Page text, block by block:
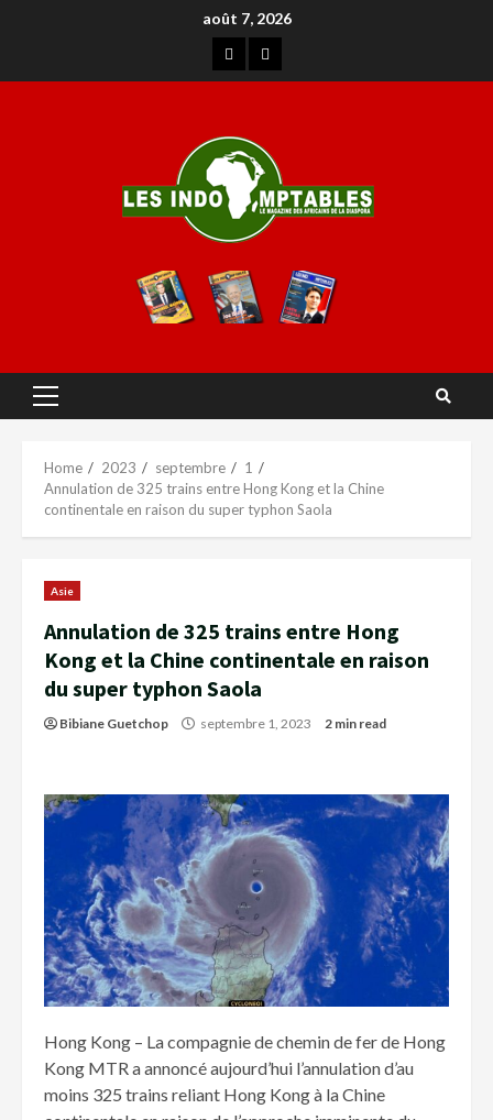
août 7, 2026
Home 2023 septembre
1
Annulation de 325 trains entre Hong Kong et la Chine
continentale en raison du super typhon Saola
Asie
Annulation de 325 trains entre Hong
Kong et la Chine continentale en raison
du super typhon Saola
Bibiane Guetchop septembre 1, 2023 2 min read
Hong Kong – La compagnie de chemin de fer de Hong
Kong MTR a annoncé aujourd’hui l’annulation d’au
moins 325 trains reliant Hong Kong à la Chine